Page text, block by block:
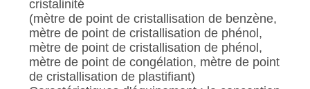
cristalinité
(mètre de point de cristallisation de benzène,
mètre de point de cristallisation de phénol,
mètre de point de cristallisation de phénol,
mètre de point de congélation, mètre de point
de cristallisation de plastifiant)